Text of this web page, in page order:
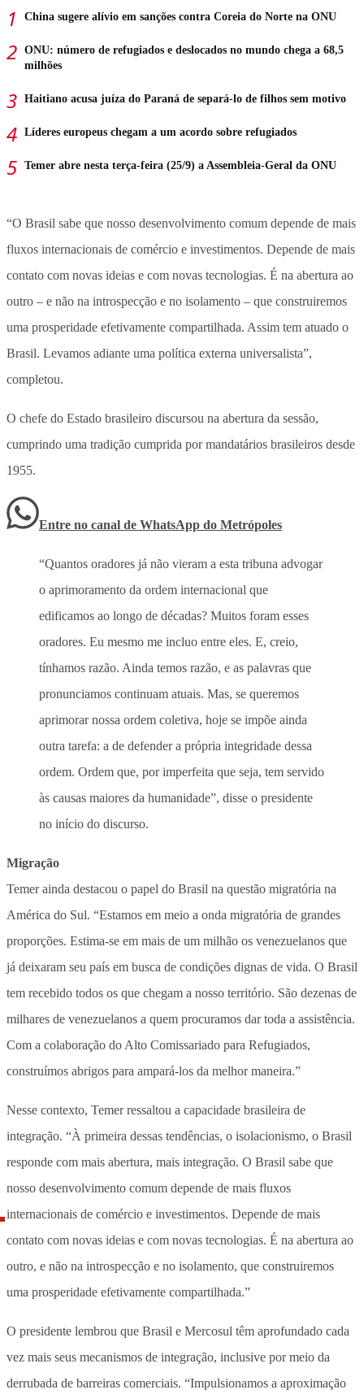
China sugere alívio em sanções contra Coreia do Norte na ONU
ONU: número de refugiados e deslocados no mundo chega a 68,5
milhões
Haitiano acusa juíza do Paraná de separá-lo de filhos sem motivo
Líderes europeus chegam a um acordo sobre refugiados
Temer abre nesta terça-feira (25/9) a Assembleia-Geral da ONU
“O Brasil sabe que nosso desenvolvimento comum depende de mais
fluxos internacionais de comércio e investimentos. Depende de mais
contato com novas ideias e com novas tecnologias. É na abertura ao
outro – e não na introspecção e no isolamento – que construiremos
uma prosperidade efetivamente compartilhada. Assim tem atuado o
Brasil. Levamos adiante uma política externa universalista”,
completou.
O chefe do Estado brasileiro discursou na abertura da sessão,
cumprindo uma tradição cumprida por mandatários brasileiros desde
1955.
Entre no canal de WhatsApp do Metrópoles
“Quantos oradores já não vieram a esta tribuna advogar
o aprimoramento da ordem internacional que
edificamos ao longo de décadas? Muitos foram esses
oradores. Eu mesmo me incluo entre eles. E, creio,
tínhamos razão. Ainda temos razão, e as palavras que
pronunciamos continuam atuais. Mas, se queremos
aprimorar nossa ordem coletiva, hoje se impõe ainda
outra tarefa: a de defender a própria integridade dessa
ordem. Ordem que, por imperfeita que seja, tem servido
às causas maiores da humanidade”, disse o presidente
no início do discurso.
Migração
Temer ainda destacou o papel do Brasil na questão migratória na
América do Sul. “Estamos em meio a onda migratória de grandes
proporções. Estima-se em mais de um milhão os venezuelanos que
já deixaram seu país em busca de condições dignas de vida. O Brasil
tem recebido todos os que chegam a nosso território. São dezenas de
milhares de venezuelanos a quem procuramos dar toda a assistência.
Com a colaboração do Alto Comissariado para Refugiados,
construímos abrigos para ampará-los da melhor maneira.”
Nesse contexto, Temer ressaltou a capacidade brasileira de
integração. “À primeira dessas tendências, o isolacionismo, o Brasil
responde com mais abertura, mais integração. O Brasil sabe que
nosso desenvolvimento comum depende de mais fluxos
internacionais de comércio e investimentos. Depende de mais
contato com novas ideias e com novas tecnologias. É na abertura ao
outro, e não na introspecção e no isolamento, que construiremos
uma prosperidade efetivamente compartilhada.”
O presidente lembrou que Brasil e Mercosul têm aprofundado cada
vez mais seus mecanismos de integração, inclusive por meio da
derrubada de barreiras comerciais. “Impulsionamos a aproximação